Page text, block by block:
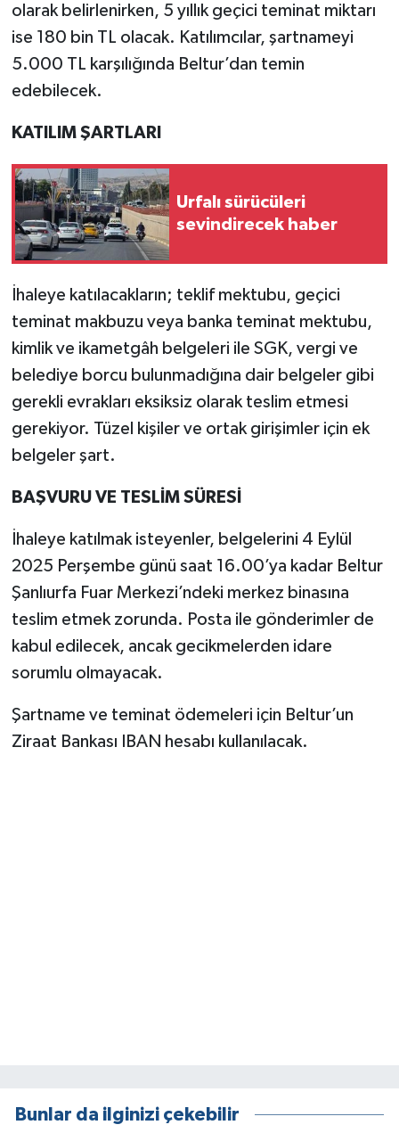
olarak belirlenirken, 5 yıllık geçici teminat miktarı
ise 180 bin TL olacak. Katılımcılar, şartnameyi
5.000 TL karşılığında Beltur’dan temin
edebilecek.
KATILIM ŞARTLARI
Urfalı sürücüleri
sevindirecek haber
İhaleye katılacakların; teklif mektubu, geçici
teminat makbuzu veya banka teminat mektubu,
kimlik ve ikametgâh belgeleri ile SGK, vergi ve
belediye borcu bulunmadığına dair belgeler gibi
gerekli evrakları eksiksiz olarak teslim etmesi
gerekiyor. Tüzel kişiler ve ortak girişimler için ek
belgeler şart.
BAŞVURU VE TESLİM SÜRESİ
İhaleye katılmak isteyenler, belgelerini 4 Eylül
2025 Perşembe günü saat 16.00’ya kadar Beltur
Şanlıurfa Fuar Merkezi’ndeki merkez binasına
teslim etmek zorunda. Posta ile gönderimler de
kabul edilecek, ancak gecikmelerden idare
sorumlu olmayacak.
Şartname ve teminat ödemeleri için Beltur’un
Ziraat Bankası IBAN hesabı kullanılacak.
Bunlar da ilginizi çekebilir